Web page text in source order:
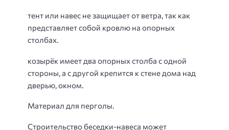
тент или навес не защищает от ветра, так как
представляет собой кровлю на опорных
столбах.
козырёк имеет два опорных столба с одной
стороны, а с другой крепится к стене дома над
дверью, окном.
Материал для перголы.
Строительство беседки-навеса может